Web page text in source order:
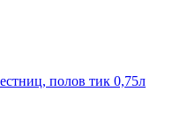
полов тик 0,75л